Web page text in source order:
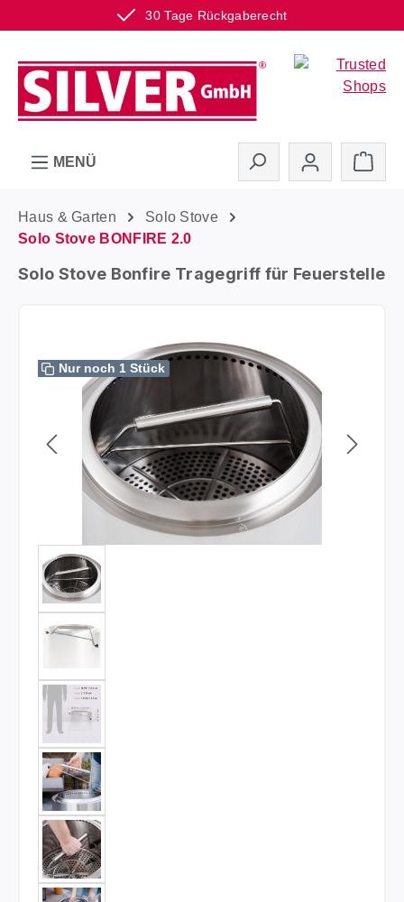
30 Tage Rückgaberecht
Zum Hauptinhalt springen
MENÜ
Haus & Garten
Solo Stove
Solo Stove BONFIRE 2.0
Solo Stove Bonfire Tragegriff für Feuerstelle
Bildergalerie überspringen
Nur noch 1 Stück